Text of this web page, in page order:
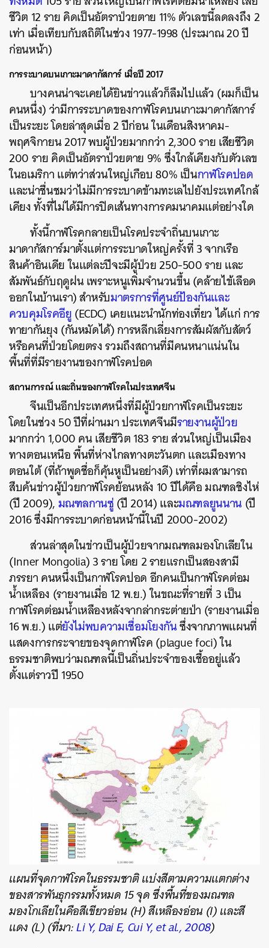
ชีวิต 12 ราย คิดเป็นอัตราป่วยตาย 11% ตัวเลขนี้ลดลงถึง 2
เท่า เมื่อเทียบกับสถิติในช่วง 1977-1998 (ประมาณ 20 ปี
ก่อนหน้า)
การระบาดบนเกาะมาดากัสการ์ เมื่อปี 2017
บางคนน่าจะเคยได้ยินข่าวแล้วก็ลืมไปแล้ว (ผมก็เป็น
คนหนึ่ง) ว่ามีการระบาดของกาฬโรคบนเกาะมาดากัสการ์
เป็นระยะ โดยล่าสุดเมื่อ 2 ปีก่อน ในเดือนสิงหาคม-
พฤศจิกายน 2017 พบผู้ป่วยมากกว่า 2,300 ราย เสียชีวิต
200 ราย คิดเป็นอัตราป่วยตาย 9% ซึ่งใกล้เคียงกับตัวเลข
ในอเมริกา แต่ทว่าส่วนใหญ่เกือบ 80% เป็นกาฬโรคปอด
และน่าชื่นชมว่าไม่มีการระบาดข้ามทะเลไปยังประเทศใกล้
เคียง ทั้งที่ไม่ได้มีการปิดเส้นทางการคมนาคมแต่อย่างใด
ทั้งนี้กาฬโรคกลายเป็นโรคประจำถิ่นบนเกาะ
มาดากัสการ์มาตั้งแต่การระบาดใหญ่ครั้งที่ 3 จากเรือ
สินค้าอินเดีย ในแต่ละปีจะมีผู้ป่วย 250-500 ราย และ
สัมพันธ์กับฤดูฝน เพราะหนูเพิ่มจำนวนขึ้น (คล้ายไข้เลือด
ออกในบ้านเรา) สำหรับมาตรการที่ศูนย์ป้องกันและ
ควบคุมโรคอียู(ECDC) เคยแนะนำนักท่องเที่ยว ได้แก่ การ
ทายากันยุง (กันหมัดได้) การหลีกเลี่ยงการสัมผัสกับสัตว์
หรือคนที่ป่วยโดยตรง รวมถึงสถานที่มีคนหนาแน่นใน
พื้นที่ที่มีรายงานของกาฬโรคปอด
สถานการณ์ และถิ่นของกาฬโรคในประเทศจีน
จีนเป็นอีกประเทศหนึ่งที่มีผู้ป่วยกาฬโรคเป็นระยะ
โดยในช่วง 50 ปีที่ผ่านมา ประเทศจีนมีรายงานผู้ป่วย
มากกว่า 1,000 คน เสียชีวิต 183 ราย ส่วนใหญ่เป็นเมือง
ทางตอนเหนือ พื้นที่ห่างไกลทางตะวันตก และเมืองทาง
ตอนใต้ (ที่ถ้าพูดชื่อก็คุ้นหูเป็นอย่างดี) เท่าที่ผมสามารถ
สืบค้นข่าวผู้ป่วยกาฬโรคย้อนหลัง 10 ปีได้คือ มณฑลชิงไห่
(ปี 2009),มณฑลกานซู่(ปี 2014) และมณฑลยูนนาน(ปี
2016 ซึ่งมีการระบาดก่อนหน้านี้ในปี 2000-2002)
ส่วนล่าสุดในข่าวเป็นผู้ป่วยจากมณฑลมองโกเลียใน
(Inner Mongolia) 3 ราย โดย 2 รายแรกเป็นสองสามี
ภรรยา คนหนึ่งเป็นกาฬโรคปอด อีกคนเป็นกาฬโรคต่อม
น้ำเหลือง (รายงานเมื่อ 12 พ.ย.) ในขณะที่รายที่ 3 เป็น
กาฬโรคต่อมน้ำเหลืองหลังจากล่ากระต่ายป่า (รายงานเมื่อ
16 พ.ย.) แต่ยังไม่พบความเชื่อมโยงกันซึ่งจากภาพแผนที่
แสดงการกระจายของจุดกาฬโรค (plague foci) ใน
ธรรมชาติพบว่ามณฑลนี้เป็นถิ่นประจำของเชื้ออยู่แล้ว
ตั้งแต่ราวปี 1950
แผนที่จุดกาฬโรคในธรรมชาติ แบ่งสีตามความแตกต่าง
ของสารพันธุกรรมทั้งหมด 15 จุด ซึ่งพื้นที่ของมณฑล
มองโกเลียในคือสีเขียวอ่อน (H) สีเหลืองอ่อน (I) และสี
แดง (L) (ที่มา:Li Y, Dai E, Cui Y, et al., 2008)
SHARE TWEET LINE EMAIL